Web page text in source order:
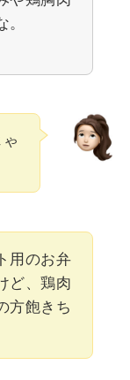
用のお弁
ど、鶏肉
方飽きち